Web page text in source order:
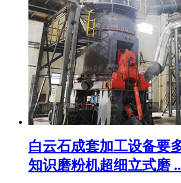
白云石成套加工设备要
知识磨粉机超细立式磨